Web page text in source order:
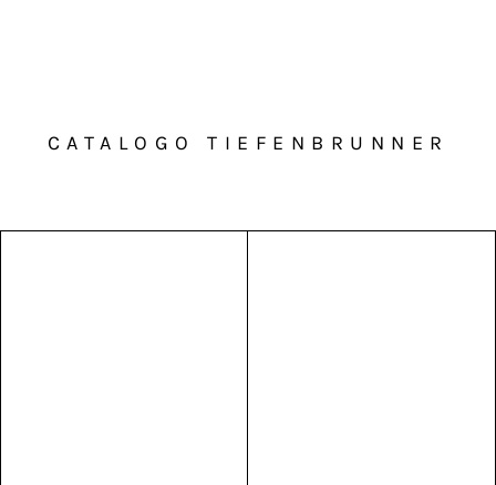
CATALOGO TIEFENBRUNNER